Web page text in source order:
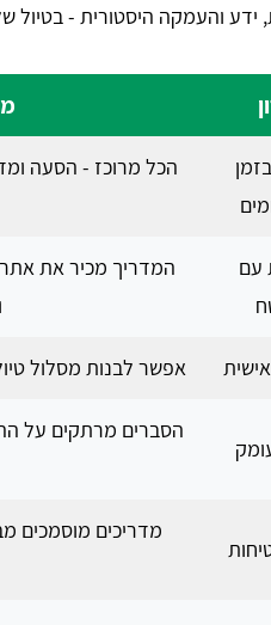
ידע והעמקה היסטורית - בטיול
הכל מרוכז - הסעה
עם
המדריך מכיר את
אפשר לבנות מסלול
הסברים מרתקים על
מדריכים מוסמכים